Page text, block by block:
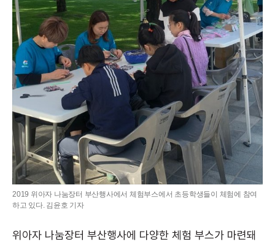
2019 위아자 나눔장터 부산행사에서 체험부스에서 초등학생들이 체험에 참여
하고 있다. 김윤호 기자
위아자 나눔장터 부산행사에 다양한 체험 부스가 마련돼